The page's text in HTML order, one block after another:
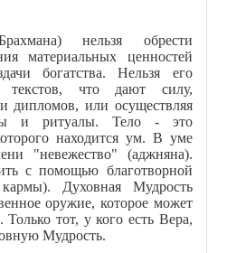
нельзя обрести
материальных ценностей
богатства. Нельзя его
текстов, что дают силу,
дипломов, или осуществляя
и ритуалы. Тело - это
находится ум. В уме
"невежество" (аджняна).
с помощью благотворной
кармы). Духовная Мудрость
оружие, которое может
Только тот, у кого есть Вера,
Мудрость.